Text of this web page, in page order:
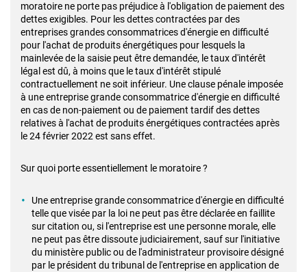
moratoire ne porte pas préjudice à l'obligation de paiement des
dettes exigibles. Pour les dettes contractées par des
entreprises grandes consommatrices d'énergie en difficulté
pour l'achat de produits énergétiques pour lesquels la
mainlevée de la saisie peut être demandée, le taux d'intérêt
légal est dû, à moins que le taux d'intérêt stipulé
contractuellement ne soit inférieur. Une clause pénale imposée
à une entreprise grande consommatrice d'énergie en difficulté
en cas de non-paiement ou de paiement tardif des dettes
relatives à l'achat de produits énergétiques contractées après
le 24 février 2022 est sans effet.
Sur quoi porte essentiellement le moratoire ?
Une entreprise grande consommatrice d'énergie en difficulté
telle que visée par la loi ne peut pas être déclarée en faillite
sur citation ou, si l'entreprise est une personne morale, elle
ne peut pas être dissoute judiciairement, sauf sur l'initiative
du ministère public ou de l'administrateur provisoire désigné
par le président du tribunal de l'entreprise en application de